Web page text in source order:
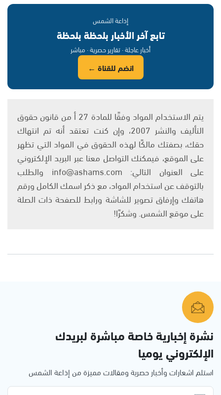
إذاعة الشمس
تابع آخر الأخبار بلحظة بلحظة
أخبار عاجلة · تقارير حصرية · مباشر
انضم للقناة ←
يتم الاستخدام المواد وفقًا للمادة 27 أ من قانون حقوق
التأليف والنشر 2007، وإن كنت تعتقد أنه تم انتهاك
حقك، بصفتك مالكًا لهذه الحقوق في المواد التي تظهر
على الموقع، فيمكنك التواصل معنا عبر البريد الإلكتروني
على العنوان التالي: info@ashams.com والطلب
بالتوقف عن استخدام المواد، مع ذكر اسمك الكامل ورقم
هاتفك وإرفاق تصوير للشاشة ورابط للصفحة ذات الصلة
على موقع الشمس. وشكرًا!
نشرة إخبارية خاصة مباشرة لبريدك
الإلكتروني يوميا
استلم اشعارات وأخبار حصرية ومقالات مميزة من إذاعة الشمس